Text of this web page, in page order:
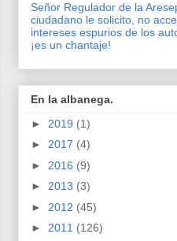
Señor Regulador de la
ciudadano le solicito, no
intereses espurios de los
¡es un chantaje!
En la albanega.
► 2019 (1)
► 2017 (4)
► 2016 (9)
► 2013 (3)
► 2012 (45)
► 2011 (126)